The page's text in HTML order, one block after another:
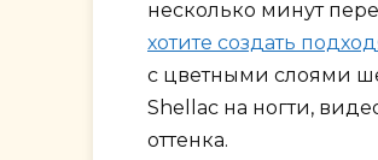
несколько минут
хотите создать
с цветными слоями
Shellac на ногти,
оттенка.